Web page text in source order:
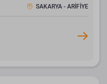
SAKARYA - ARİFİYE